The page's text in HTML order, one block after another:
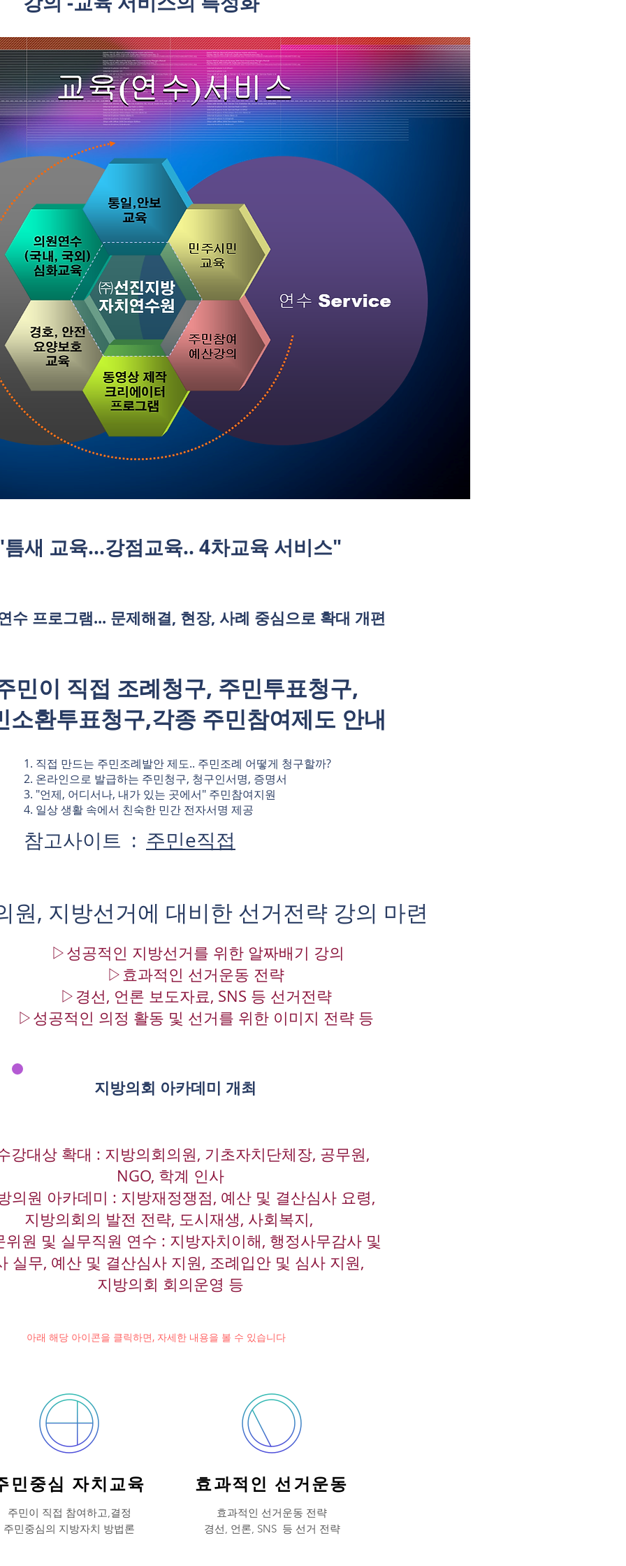
새 교육...강점교육.. 4차교육 서비스"
수 프로그램... 문제해결, 현장, 사례 중심으로 확대 개편
민이 직접 조례청구, 주민투표청구,
소환투표청구,​각종 주민참여제도 안내
1. 직접 만드는 주민조례발안 제도.. 주민조례 어떻게 청구할까?
2. 온라인으로 발급하는 주민청구, 청구인서명, 증명서
3. "언제, 어디서나, 내가 있는 곳에서" 주민참여지원
4. 일상 생활 속에서 친숙한 민간 전자서명 제공
참고사이트 : 주민e직접
원, 지방선거에 대비한 선거전략 강의 마련
▷성공적인 지방선거를 위한 알짜배기 강의
▷효과적인 선거운동 전략
▷경선, 언론 보도자료, SNS 등 선거전략
▷성공적인 의정 활동 및 선거를 위한 이미지 전략 등
지방의회 아카데미 개최
대상 확대 : 지방의회의원, 기초자치단체장, 공무원,
NGO, 학계 인사
의원 아카데미 : 지방재정쟁점, 예산 및 결산심사 요령,
지방의회의 발전 전략, 도시재생, 사회복지,
원 및 실무직원 연수 : 지방자치이해, 행정사무감사 및
실무, 예산 및 결산심사 지원, 조례입안 및 심사 지원,
지방의회 회의운영 등
아래 해당 아이콘을 클릭하면, 자세한 내용을 볼 수 있습니다
민중심 자치교육
주민이 직접 참여하고,결정
​주민중심의 지방자치 방법론
효과적인 선거운동
효과적인 선거운동 전략
​경선, 언론, SNS 등 선거 전략